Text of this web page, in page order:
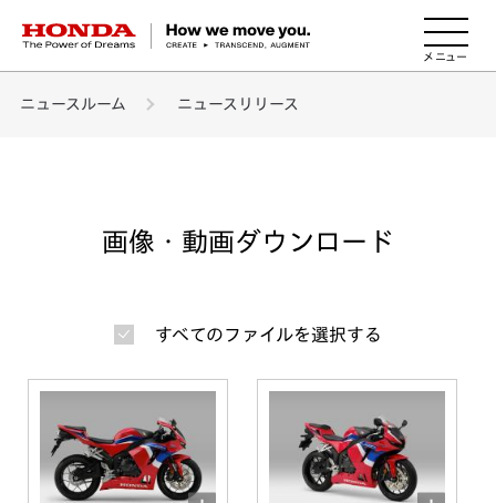
HONDA The Power of Dreams
ニュースルーム ニュースリリース
画像・動画ダウンロード
すべてのファイルを選択する